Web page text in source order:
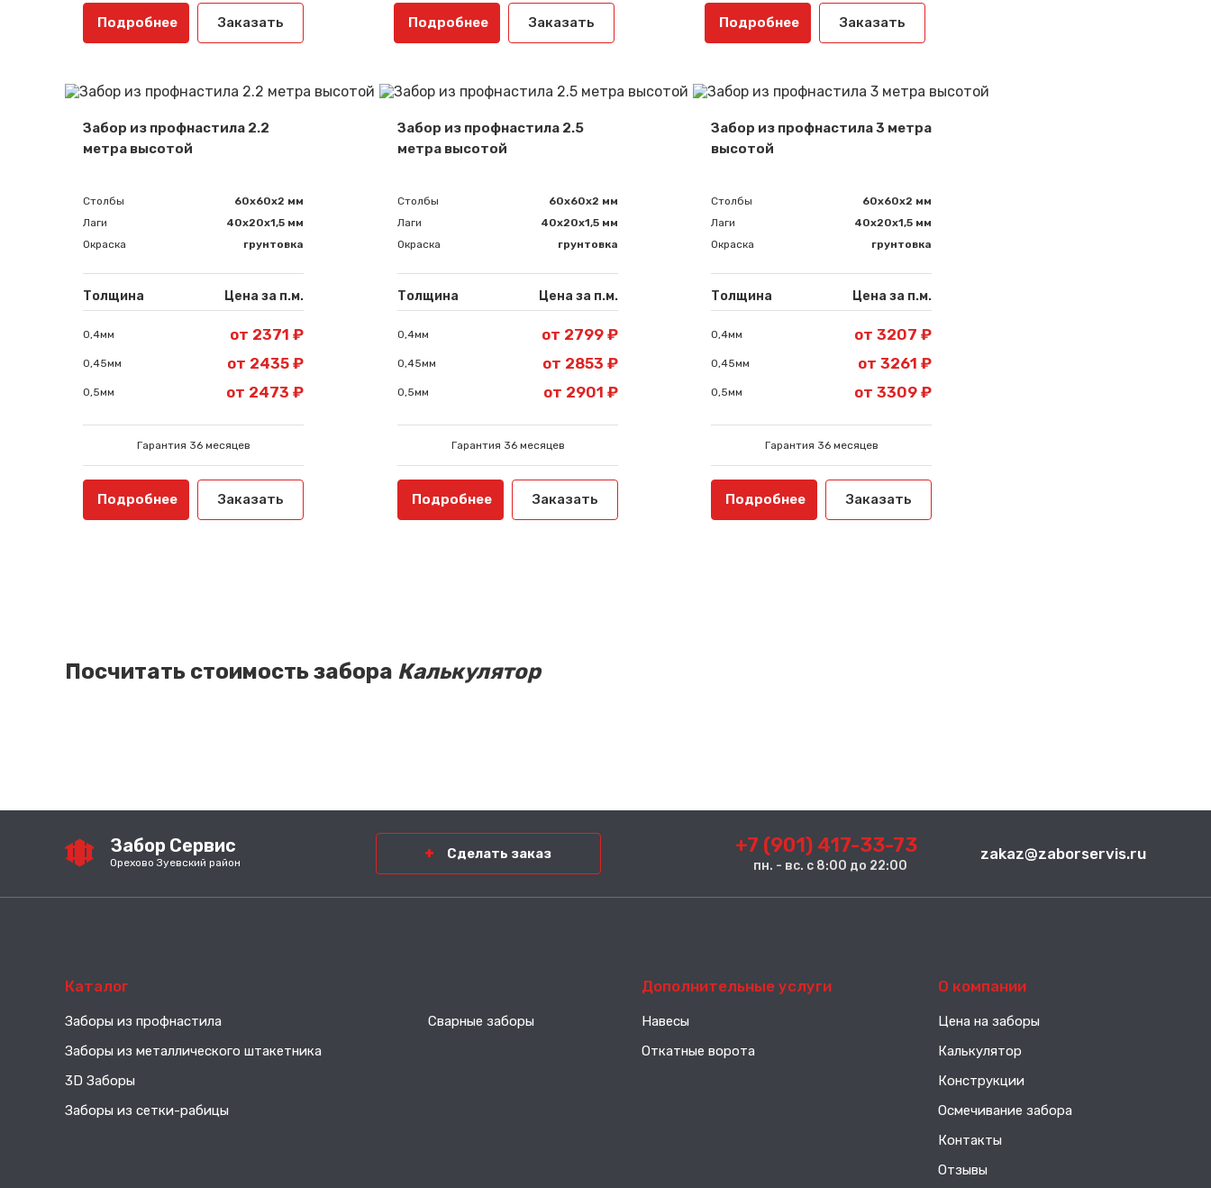
Подробнее Заказать Подробнее Заказать Подробнее Заказать
Забор из профнастила 2.2
метра высотой
Столбы
60х60х2 мм
Лаги
40х20х1,5 мм
Окраска
грунтовка
Толщина Цена за п.м.
0,4мм от 2371 ₽
0,45мм от 2435 ₽
0,5мм от 2473 ₽
Гарантия 36 месяцев
Подробнее Заказать
Забор из профнастила 2.5
метра высотой
Столбы
60х60х2 мм
Лаги
40х20х1,5 мм
Окраска
грунтовка
Толщина Цена за п.м.
0,4мм от 2799 ₽
0,45мм от 2853 ₽
0,5мм от 2901 ₽
Гарантия 36 месяцев
Подробнее Заказать
Забор из профнастила 3 метра
высотой
Столбы
60х60х2 мм
Лаги
40х20х1,5 мм
Окраска
грунтовка
Толщина Цена за п.м.
0,4мм от 3207 ₽
0,45мм от 3261 ₽
0,5мм от 3309 ₽
Гарантия 36 месяцев
Подробнее Заказать
Посчитать стоимость забора Калькулятор
Забор Сервис
Орехово Зуевский район
Сделать заказ +7 (901) 417-33-73
пн. - вс. с 8:00 до 22:00
zakaz@zaborservis.ru
Каталог
Заборы из профнастила
Заборы из металлического штакетника
3D Заборы
Заборы из сетки-рабицы
Сварные заборы
Дополнительные услуги
Навесы
Откатные ворота
О компании
Цена на заборы
Калькулятор
Конструкции
Осмечивание забора
Контакты
Отзывы